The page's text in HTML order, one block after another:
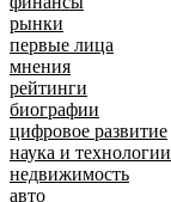
рынки
первые лица
мнения
рейтинги
биографии
цифровое развитие
наука и технологии
недвижимость
авто